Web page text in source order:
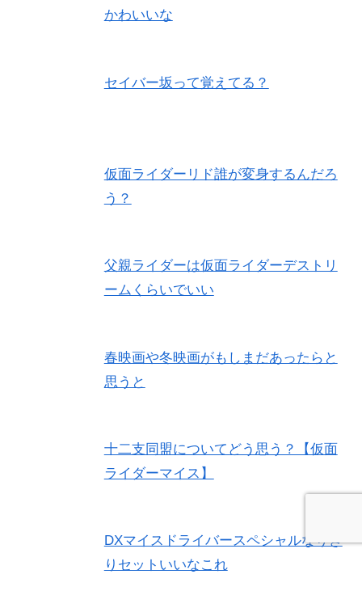
かわいいな
セイバー坂って覚えてる？
仮面ライダーリド誰が変身するんだろ
う？
父親ライダーは仮面ライダーデストリ
ームくらいでいい
春映画や冬映画がもしまだあったらと
思うと
十二支同盟についてどう思う？【仮面
ライダーマイス】
DXマイスドライバースペシャルなりき
りセットいいなこれ